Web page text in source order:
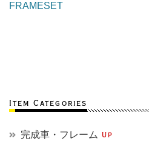
FRAMESET
Item Categories
完成車・フレーム Up